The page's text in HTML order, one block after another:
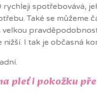
spotřebovává,
Také se můžeme
I tak je občasná
pleť i pokožku